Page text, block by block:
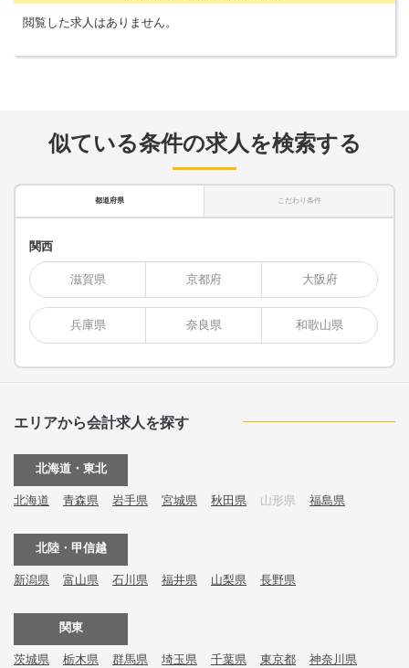
閲覧した求人はありません。
似ている条件の求人を検索する
都道府県 こだわり条件
関西
滋賀県 京都府 大阪府
兵庫県 奈良県 和歌山県
エリアから会計求人を探す
北海道・東北
北海道 青森県 岩手県 宮城県 秋田県 山形県 福島県
北陸・甲信越
新潟県 富山県 石川県 福井県 山梨県 長野県
関東
茨城県 栃木県 群馬県 埼玉県 千葉県 東京都 神奈川県